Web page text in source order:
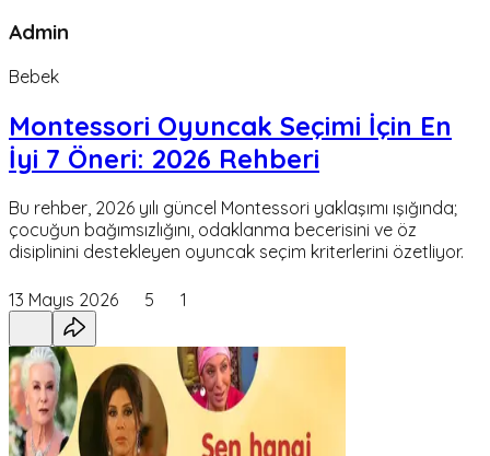
Admin
Bebek
Montessori Oyuncak Seçimi İçin En
İyi 7 Öneri: 2026 Rehberi
Bu rehber, 2026 yılı güncel Montessori yaklaşımı ışığında;
çocuğun bağımsızlığını, odaklanma becerisini ve öz
disiplinini destekleyen oyuncak seçim kriterlerini özetliyor.
13 Mayıs 2026 5 1